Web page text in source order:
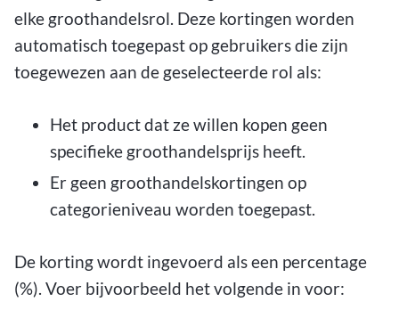
elke groothandelsrol. Deze kortingen worden
automatisch toegepast op gebruikers die zijn
toegewezen aan de geselecteerde rol als:
Het product dat ze willen kopen geen
specifieke groothandelsprijs heeft.
Er geen groothandelskortingen op
categorieniveau worden toegepast.
De korting wordt ingevoerd als een percentage
(%). Voer bijvoorbeeld het volgende in voor: